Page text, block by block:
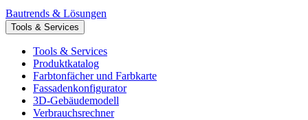
Bautrends & Lösungen
Tools & Services
Tools & Services
Produktkatalog
Farbtonfächer und Farbkarte
Fassadenkonfigurator
3D-Gebäudemodell
Verbrauchsrechner